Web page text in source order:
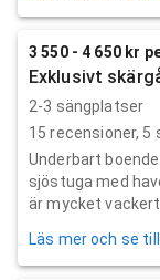
3 550 - 4 650 kr
Exklusivt
2-3 sängplatser
15 recensioner, 5
Underbart
sjöstuga med
är mycket vackert
Läs mer och se